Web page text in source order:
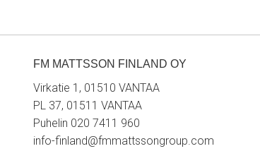
FM MATTSSON FINLAND OY
Virkatie 1, 01510 VANTAA
PL 37, 01511 VANTAA
Puhelin 020 7411 960
info-finland@fmmattssongroup.com